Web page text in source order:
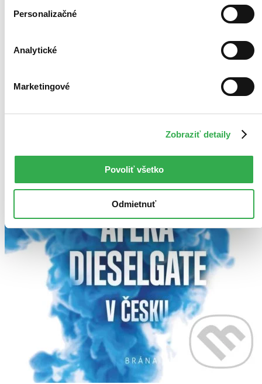
Personalizačné
Analytické
Marketingové
Zobraziť detaily
Povoliť všetko
Odmietnuť